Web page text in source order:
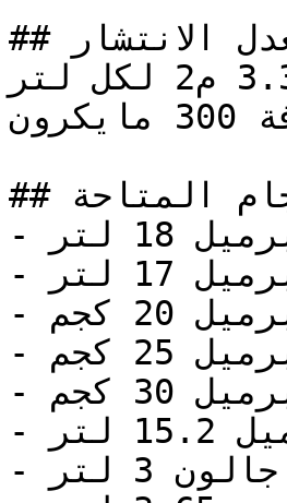
## معدل الانتشار
معدل الانتشار النظري 3.33 م2 لكل لتر
عند سماكة طبقة جافة 300 مايكرون
## الأحجام المتاحة
- برميل 18 لتر
- برميل 17 لتر
- برميل 20 كجم
- برميل 25 كجم
- برميل 30 كجم
- برميل 15.2 لتر
- جالون 3 لتر